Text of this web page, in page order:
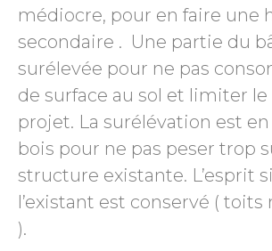
médiocre, pour en faire une
secondaire . Une partie du
surélevée pour ne pas
de surface au sol et limiter
projet. La surélévation est
bois pour ne pas peser trop
structure existante. L’esprit
l’existant est conservé (
).